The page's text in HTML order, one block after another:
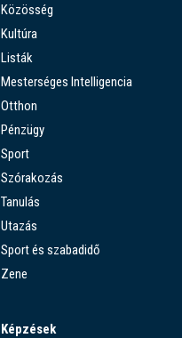
Közösség
Kultúra
Listák
Mesterséges Intelligencia
Otthon
Pénzügy
Sport
Szórakozás
Tanulás
Utazás
Sport és szabadidő
Zene
Képzések